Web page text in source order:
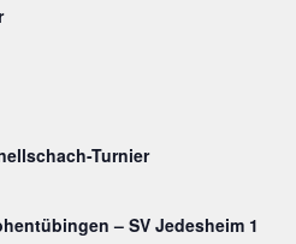
Turnier
– SV Jedesheim 1